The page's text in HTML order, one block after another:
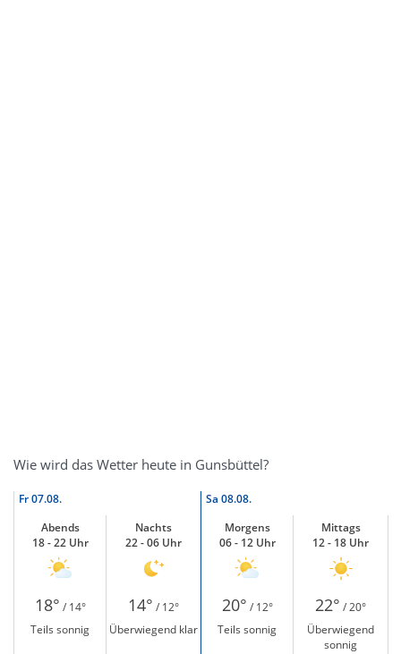
Wie wird das Wetter heute in Gunsbüttel?
Fr07.08. Sa 08.08.
Abends
18 - 22 Uhr
Nachts
22 - 06 Uhr
Morgens
06 - 12 Uhr
Mittags
12 - 18 Uhr
18° / 14° 14° / 12° 20° / 12° 22° / 20°
Teils sonnig
Überwiegend klar Teils sonnig
Überwiegend
sonnig